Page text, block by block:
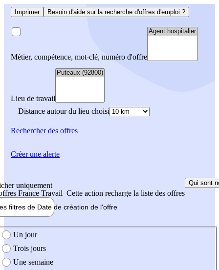
Imprimer Besoin d'aide sur la recherche d'offres d'emploi ?
Métier, compétence, mot-clé, numéro d'offre
Lieu de travail
Distance autour du lieu choisi
Rechercherdes offres
uniquement
France Travail Cette action recharge la liste des offres
Qui sont
filtres de Date de création de l'offre
création de l'offre
Un jour
Trois jours
Une semaine
Créer une alerte